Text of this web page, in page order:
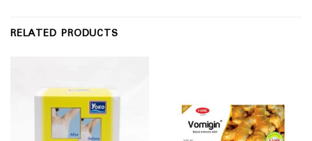
RELATED PRODUCTS